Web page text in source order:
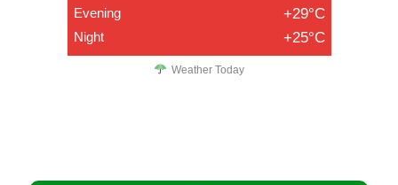
Evening +29°C
Night +25°C
Weather Today